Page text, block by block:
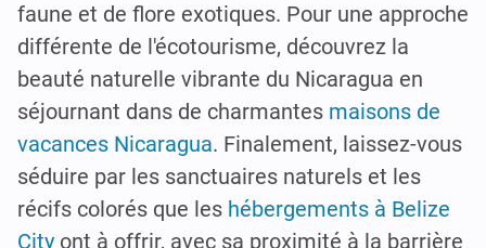
faune et de flore exotiques. Pour une approche
différente de l'écotourisme, découvrez la
beauté naturelle vibrante du Nicaragua en
séjournant dans de charmantes maisons de
vacances Nicaragua. Finalement, laissez-vous
séduire par les sanctuaires naturels et les
récifs colorés que les hébergements à Belize
City ont à offrir, avec sa proximité à la barrière